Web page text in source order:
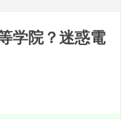
学院？迷惑電